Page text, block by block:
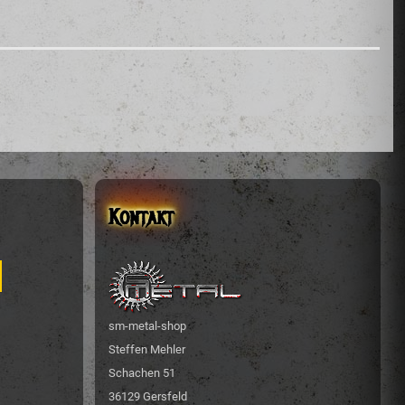
Kontakt
sm-metal-shop
Steffen Mehler
Schachen 51
36129 Gersfeld